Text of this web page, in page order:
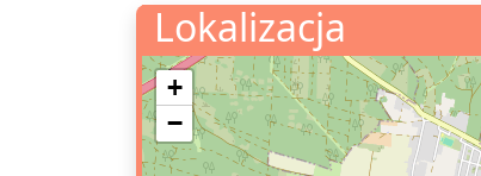
Lokalizacja
+
−